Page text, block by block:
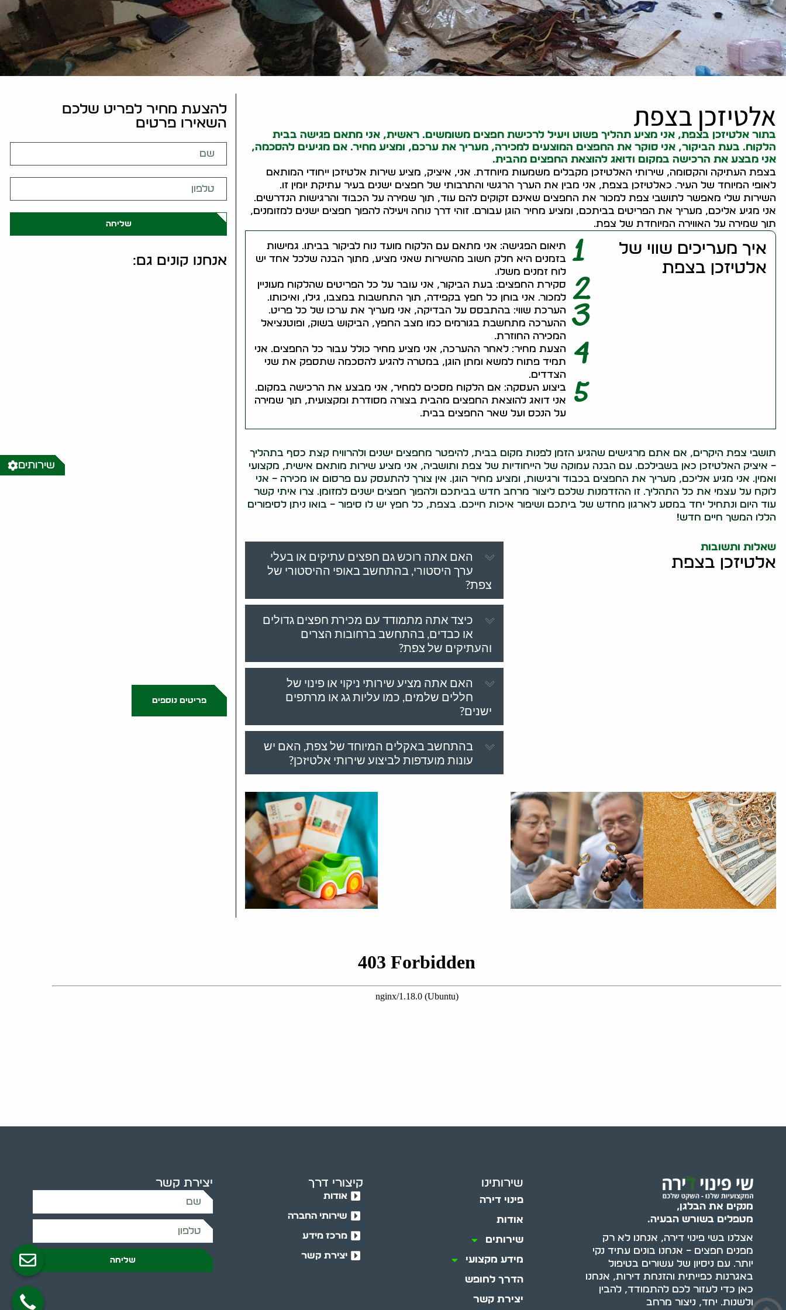
אלטיזכן בצפת
בתור אלטיזכן בצפת, אני מציע תהליך פשוט ויעיל לרכישת חפצים משומשים. ראשית, אני מתאם פגישה בבית
הלקוח. בעת הביקור, אני סוקר את החפצים המוצעים למכירה, מעריך את ערכם, ומציע מחיר. אם מגיעים להסכמה,
אני מבצע את הרכישה במקום ודואג להוצאת החפצים מהבית.
בצפת העתיקה והקסומה, שירותי האלטיזכן מקבלים משמעות מיוחדת. אני, איציק, מציע שירות אלטיזכן ייחודי המותאם
לאופי המיוחד של העיר. כאלטיזכן בצפת, אני מבין את הערך הרגשי והתרבותי של חפצים ישנים בעיר עתיקת יומין זו.
השירות שלי מאפשר לתושבי צפת למכור את החפצים שאינם זקוקים להם עוד, תוך שמירה על הכבוד והרגישות הנדרשים.
אני מגיע אליכם, מעריך את הפריטים בביתכם, ומציע מחיר הוגן עבורם. זוהי דרך נוחה ויעילה להפוך חפצים ישנים למזומנים,
תוך שמירה על האווירה המיוחדת של צפת.
איך מעריכים שווי של
אלטיזכן בצפת
1
תיאום הפגישה: אני מתאם עם הלקוח מועד נוח לביקור בביתו. גמישות
בזמנים היא חלק חשוב מהשירות שאני מציע, מתוך הבנה שלכל אחד יש
לוח זמנים משלו.
2
סקירת החפצים: בעת הביקור, אני עובר על כל הפריטים שהלקוח מעוניין
למכור. אני בוחן כל חפץ בקפידה, תוך התחשבות במצבו, גילו, ואיכותו.
3
הערכת שווי: בהתבסס על הבדיקה, אני מעריך את ערכו של כל פריט.
ההערכה מתחשבת בגורמים כמו מצב החפץ, הביקוש בשוק, ופוטנציאל
המכירה החוזרת.
4
הצעת מחיר: לאחר ההערכה, אני מציע מחיר כולל עבור כל החפצים. אני
תמיד פתוח למשא ומתן הוגן, במטרה להגיע להסכמה שתספק את שני
הצדדים.
5
ביצוע העסקה: אם הלקוח מסכים למחיר, אני מבצע את הרכישה במקום.
אני דואג להוצאת החפצים מהבית בצורה מסודרת ומקצועית, תוך שמירה
על הנכס ועל שאר החפצים בבית.
תושבי צפת היקרים, אם אתם מרגישים שהגיע הזמן לפנות מקום בבית, להיפטר מחפצים ישנים ולהרוויח קצת כסף בתהליך
– איציק האלטיזכן כאן בשבילכם. עם הבנה עמוקה של הייחודיות של צפת ותושביה, אני מציע שירות מותאם אישית, מקצועי
ואמין. אני מגיע אליכם, מעריך את החפצים בכבוד ורגישות, ומציע מחיר הוגן. אין צורך להתעסק עם פרסום או מכירה – אני
לוקח על עצמי את כל התהליך. זו ההזדמנות שלכם ליצור מרחב חדש בביתכם ולהפוך חפצים ישנים למזומן. צרו איתי קשר
עוד היום ונתחיל יחד במסע לארגון מחדש של ביתכם ושיפור איכות חייכם. בצפת, כל חפץ יש לו סיפור – בואו ניתן לסיפורים
הללו המשך חיים חדש!
שאלות ותשובות
אלטיזכן בצפת
האם אתה רוכש גם חפצים עתיקים או בעלי
ערך היסטורי, בהתחשב באופי ההיסטורי של
צפת?
כיצד אתה מתמודד עם מכירת חפצים גדולים
או כבדים, בהתחשב ברחובות הצרים
והעתיקים של צפת?
האם אתה מציע שירותי ניקוי או פינוי של
חללים שלמים, כמו עליות גג או מרתפים
ישנים?
בהתחשב באקלים המיוחד של צפת, האם יש
עונות מועדפות לביצוע שירותי אלטיזכן?
להצעת מחיר לפריט שלכם
השאירו פרטים
שליחה
אנחנו קונים גם:
להיפטר מחפצים ישנים. כאלטיזכן
פריטים נוספים
מנקים את הבלגן,
מטפלים בשורש הבעיה.
אצלנו בשי פינוי דירה, אנחנו לא רק
מפנים חפצים – אנחנו בונים עתיד נקי
יותר. עם ניסיון של עשורים בטיפול
באגרנות כפייתית והזנחת דירות, אנחנו
כאן כדי לעזור לכם להתמודד, להבין
ולשנות. יחד, ניצור מרחב
שירותינו
פינוי דירה
אודות
שירותים
מידע מקצועי
הדרך לחופש
יצירת קשר
קיצורי דרך
אודות
שירותי החברה
מרכז מידע
יצירת קשר
יצירת קשר
שליחה
שירותים